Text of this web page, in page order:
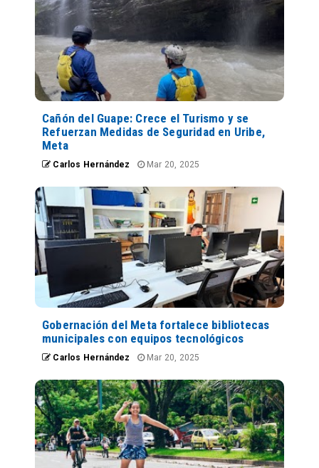
Cañón del Guape: Crece el Turismo y se
Refuerzan Medidas de Seguridad en Uribe,
Meta
Carlos Hernández Mar 20, 2025
Gobernación del Meta fortalece bibliotecas
municipales con equipos tecnológicos
Carlos Hernández Mar 20, 2025